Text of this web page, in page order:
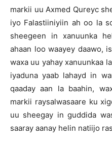
markii uu Axmed Qureyc
iyo Falastiiniyiin ah oo la
sheegeen in xanuunka
ahaan loo waayey daawo,
waxa uu yahay xanuunkaa
iyaduna yaab lahayd in
qaaday aan la baahin,
markii raysalwasaare ku
uu sheegay in guddida
saaray aanay helin natiijo